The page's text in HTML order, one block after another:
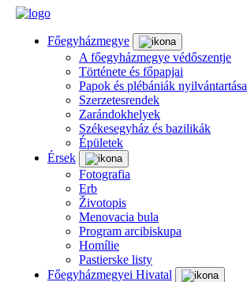
Főegyházmegye
A főegyházmegye védőszentje
Története és főpapjai
Papok és plébániák nyilvántartása
Szerzetesrendek
Zarándokhelyek
Székesegyház és bazilikák
Épületek
Érsek
Fotografia
Erb
Životopis
Menovacia bula
Program arcibiskupa
Homílie
Pastierske listy
Főegyházmegyei Hivatal